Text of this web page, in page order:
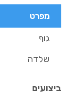
מפרט
גוף
שלדה
ביצועים